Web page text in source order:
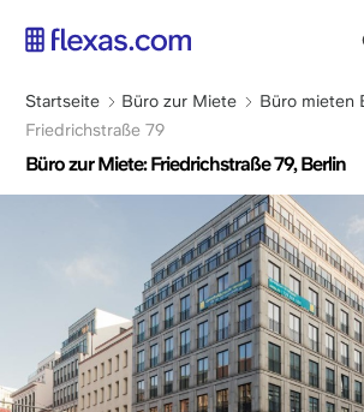
zum
Pfadnavigation
Startseite Büro zur Miete Büro mieten
Friedrichstraße 79
Büro zur Miete: Friedrichstraße 79, Berlin